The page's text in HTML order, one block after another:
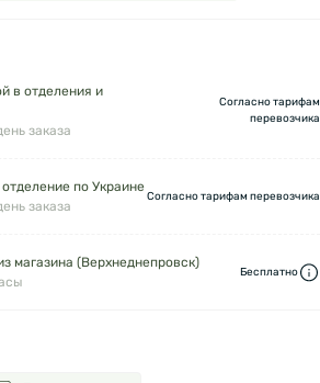
в отделения и
заказа
Согласно тарифам
перевозчика
по Украине
заказа
Согласно тарифам перевозчика
магазина (Верхнеднепровск)
Бесплатно